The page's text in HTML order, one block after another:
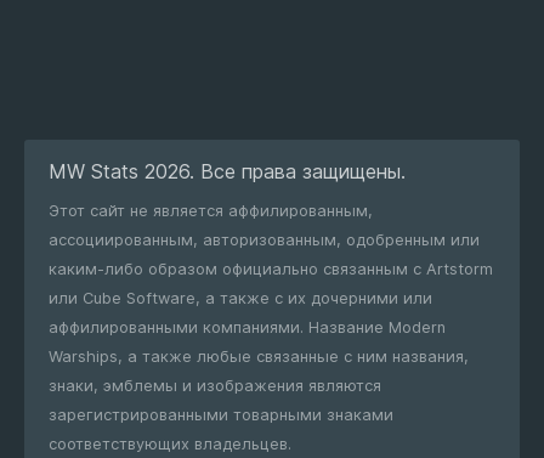
MW Stats 2026. Все права защищены.
Этот сайт не является аффилированным,
ассоциированным, авторизованным, одобренным или
каким-либо образом официально связанным с Artstorm
или Cube Software, а также с их дочерними или
аффилированными компаниями. Название Modern
Warships, а также любые связанные с ним названия,
знаки, эмблемы и изображения являются
зарегистрированными товарными знаками
соответствующих владельцев.